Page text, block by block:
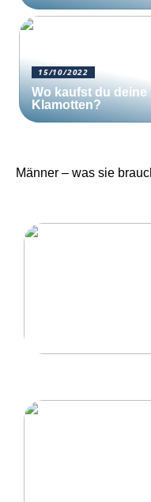
15/10/2022
Wo kaufst du deine
Klamotten?
Männer – was sie